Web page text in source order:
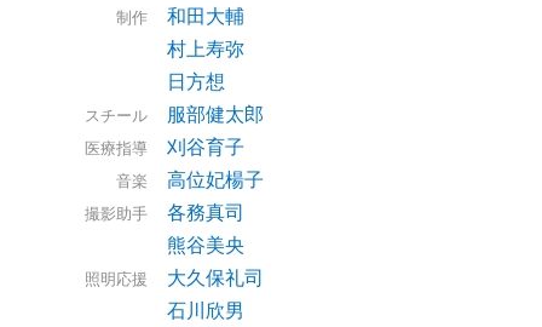
制作
和田大輔
村上寿弥
日方想
スチール 服部健太郎
医療指導 刈谷育子
音楽 高位妃楊子
撮影助手
各務真司
熊谷美央
照明応援
大久保礼司
石川欣男